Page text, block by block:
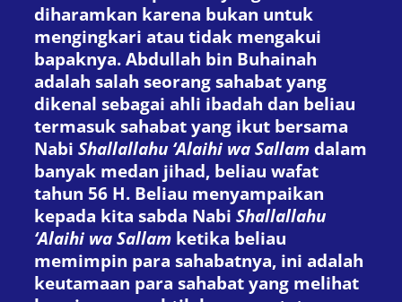
diharamkan karena bukan untuk
mengingkari atau tidak mengakui
bapaknya. Abdullah bin Buhainah
adalah salah seorang sahabat yang
dikenal sebagai ahli ibadah dan beliau
termasuk sahabat yang ikut bersama
Nabi Shallallahu ‘Alaihi wa Sallam dalam
banyak medan jihad, beliau wafat
tahun 56 H. Beliau menyampaikan
kepada kita sabda Nabi Shallallahu
‘Alaihi wa Sallam ketika beliau
memimpin para sahabatnya, ini adalah
keutamaan para sahabat yang melihat